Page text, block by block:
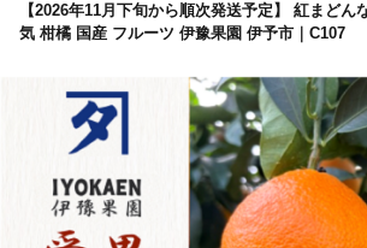
【2026年11月下旬から順次発送予定】 紅まどん
気 柑橘 国産 フルーツ 伊豫果園 伊予市｜C107